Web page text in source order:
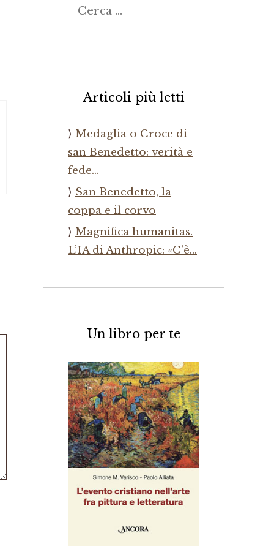
Ricerca
per:
Articoli più letti
Medaglia o Croce di
san Benedetto: verità e
fede…
San Benedetto, la
coppa e il corvo
Magnifica humanitas.
L’IA di Anthropic: «C’è…
Un libro per te